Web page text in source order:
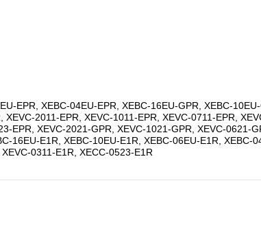
EPR, XEBC-04EU-EPR, XEBC-16EU-GPR, XEBC-
2011-EPR, XEVC-1011-EPR, XEVC-0711-EPR,
EPR, XEVC-2021-GPR, XEVC-1021-GPR, XEVC-0621-
16EU-E1R, XEBC-10EU-E1R, XEBC-06EU-E1R, XEBC-
0311-E1R, XECC-0523-E1R